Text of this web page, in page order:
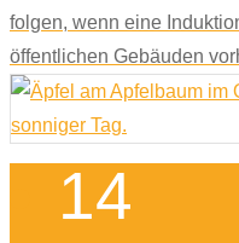
folgen, wenn eine
öffentlichen Gebäuden
14